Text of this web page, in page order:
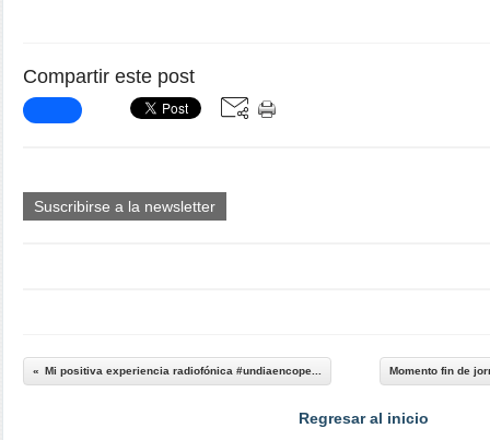
Compartir este post
Suscribirse a la newsletter
Mi positiva experiencia radiofónica #undiaencope... Momento fin de
Regresar al inicio